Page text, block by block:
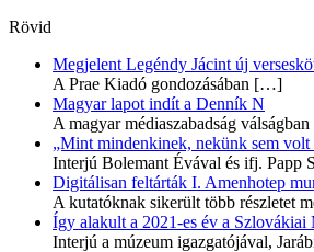
Rövid
Megjelent Legéndy Jácint új
A Prae Kiadó gondozásában […]
Magyar lapot indít a Denník N
A magyar médiaszabadság
„Mint mindenkinek, nekünk sem
Interjú Bolemant Évával és ifj. Papp
Digitálisan feltárták I. Amenhotep
A kutatóknak sikerült több részletet
Így alakult a 2021-es év a
Interjú a múzeum igazgatójával,